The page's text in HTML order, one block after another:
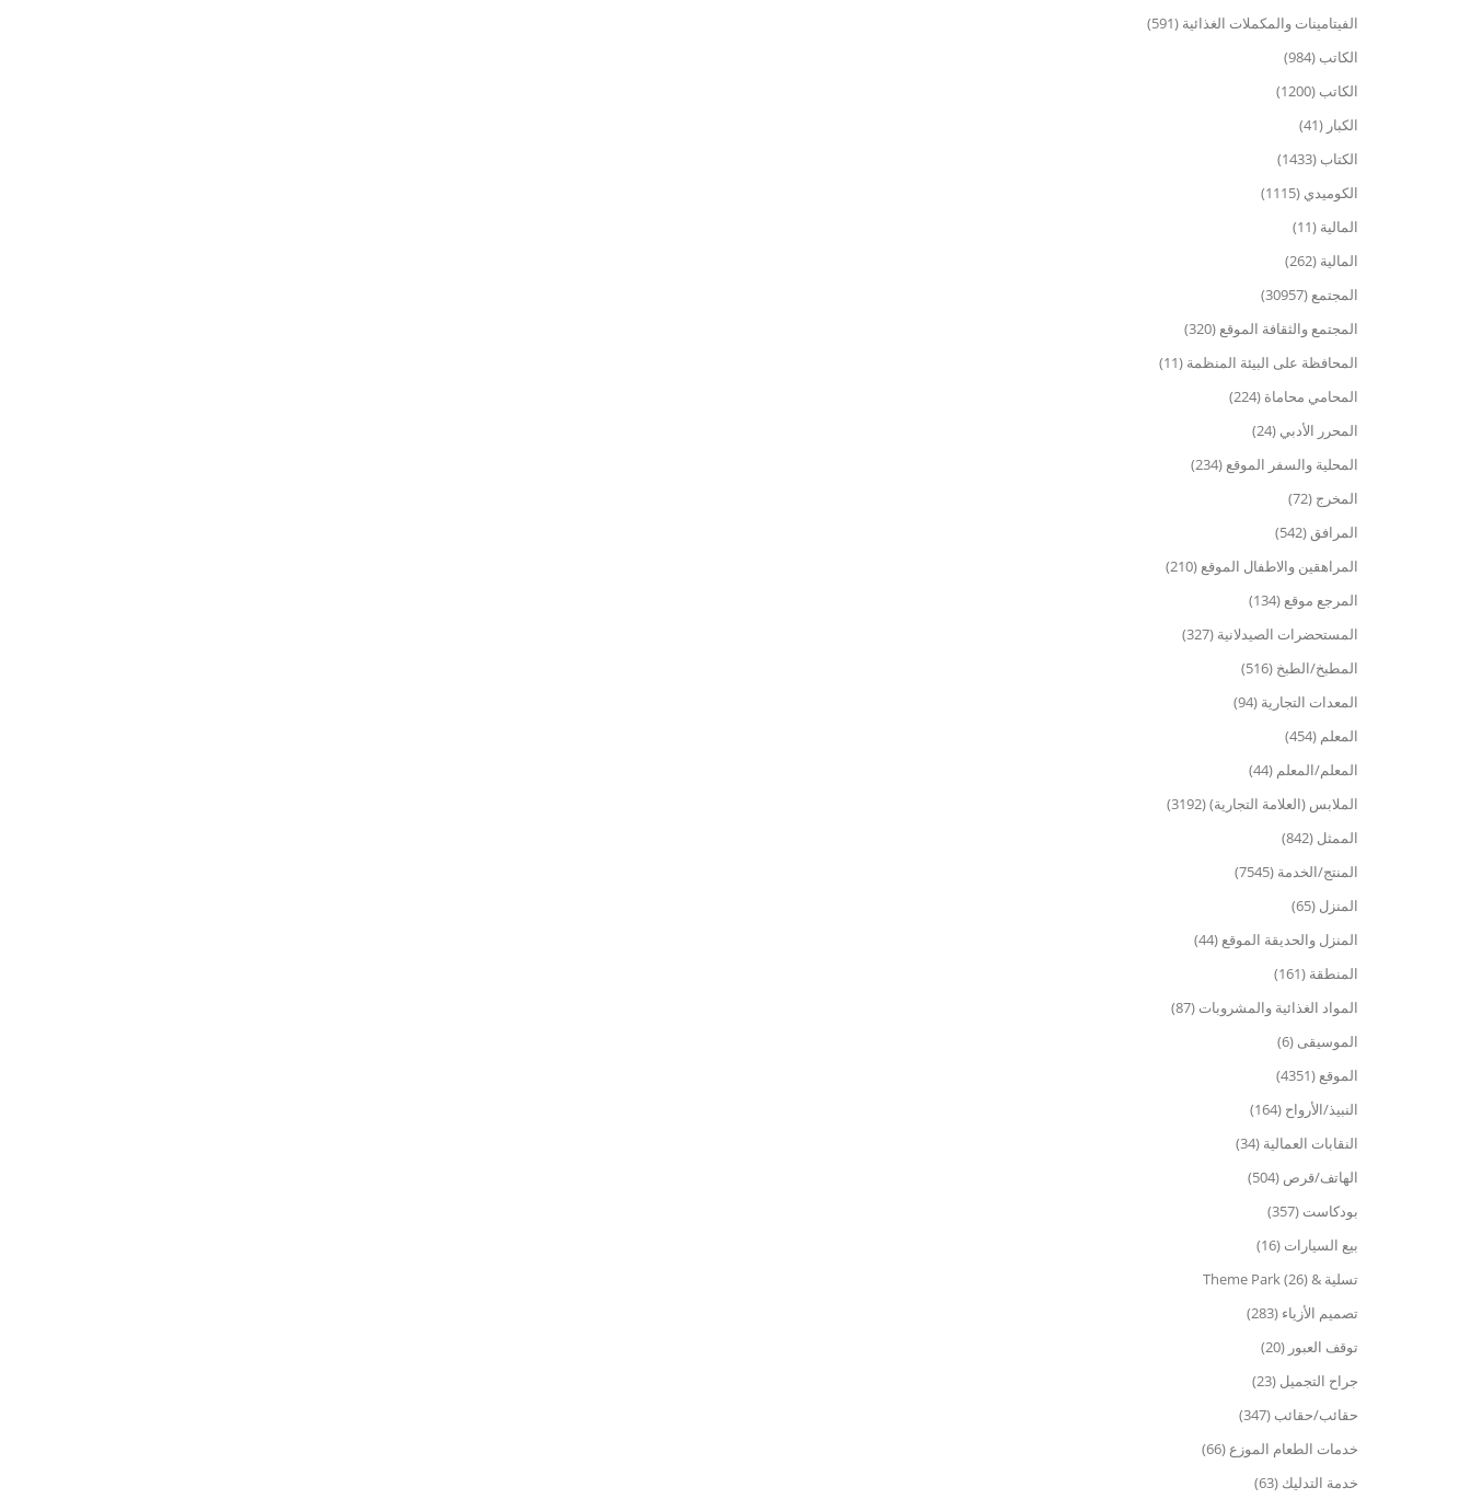
الفيتامينات والمكملات الغذائية (591)
الكاتب (984)
الكاتب (1200)
الكبار (41)
الكتاب (1433)
الكوميدي (1115)
المالية (11)
المالية (262)
المجتمع (30957)
المجتمع والثقافة الموقع (320)
المحافظة على البيئة المنظمة (11)
المحامي محاماة (224)
المحرر الأدبي (24)
المحلية والسفر الموقع (234)
المخرج (72)
المرافق (542)
المراهقين والاطفال الموقع (210)
المرجع موقع (134)
المستحضرات الصيدلانية (327)
المطبخ/الطبخ (516)
المعدات التجارية (94)
المعلم (454)
المعلم/المعلم (44)
الملابس (العلامة التجارية) (3192)
الممثل (842)
المنتج/الخدمة (7545)
المنزل (65)
المنزل والحديقة الموقع (44)
المنطقة (161)
المواد الغذائية والمشروبات (87)
الموسيقى (6)
الموقع (4351)
النبيذ/الأرواح (164)
النقابات العمالية (34)
الهاتف/قرص (504)
بودكاست (357)
بيع السيارات (16)
تسلية & Theme Park (26)
تصميم الأزياء (283)
توقف العبور (20)
جراح التجميل (23)
حقائب/حقائب (347)
خدمات الطعام الموزع (66)
خدمة التدليك (63)